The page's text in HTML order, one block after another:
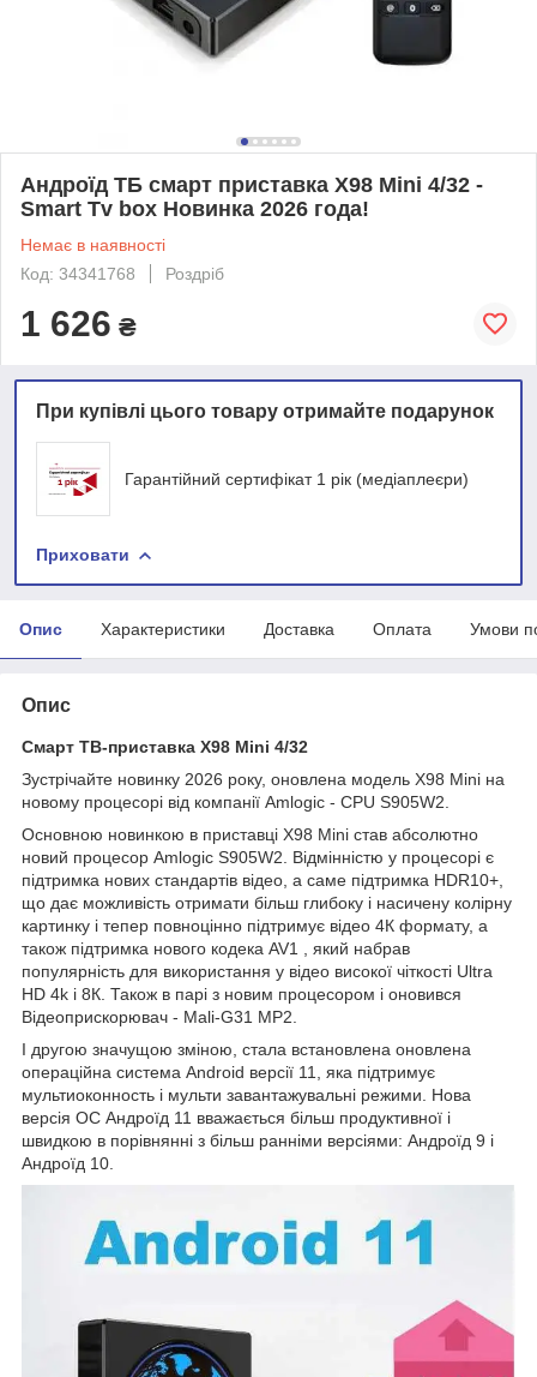
Андроїд ТБ смарт приставка X98 Mini 4/32 -
Smart Tv box Новинка 2026 года!
Немає в наявності
Код: 34341768
Роздріб
1 626 ₴
При купівлі цього товару отримайте подарунок
Гарантійний сертифікат 1 рік (медіаплеєри)
Приховати
Опис Характеристики Доставка Оплата Умови
Опис
Смарт ТВ-приставка X98 Mini 4/32
Зустрічайте новинку 2026 року, оновлена модель X98 Mini на
новому процесорі від компанії Amlogic - CPU S905W2.
Основною новинкою в приставці X98 Mini став абсолютно
новий процесор Amlogic S905W2. Відмінністю у процесорі є
підтримка нових стандартів відео, а саме підтримка HDR10+,
що дає можливість отримати більш глибоку і насичену колірну
картинку і тепер повноцінно підтримує відео 4К формату, а
також підтримка нового кодека AV1 , який набрав
популярність для використання у відео високої чіткості Ultra
HD 4k і 8К. Також в парі з новим процесором і оновився
Відеоприскорювач - Mali-G31 MP2.
І другою значущою зміною, стала встановлена оновлена
операційна система Android версії 11, яка підтримує
мультиоконность і мульти завантажувальні режими. Нова
версія ОС Андроїд 11 вважається більш продуктивної і
швидкою в порівнянні з більш ранніми версіями: Андроїд 9 і
Андроїд 10.